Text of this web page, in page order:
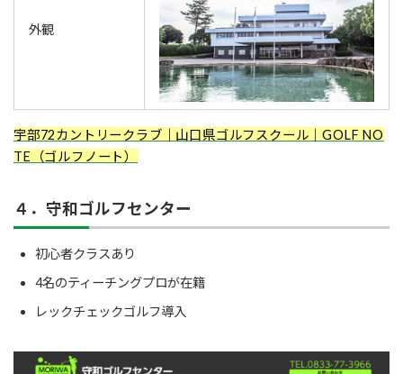
外観
宇部72カントリークラブ｜山口県ゴルフスクール｜GOLF NO
TE（ゴルフノート）
４．守和ゴルフセンター
初心者クラスあり
4名のティーチングプロが在籍
レックチェックゴルフ導入